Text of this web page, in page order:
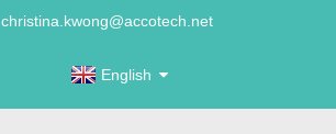
christina.kwong@accotech.net
English